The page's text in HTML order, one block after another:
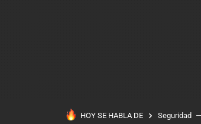
HOY SE HABLA DE Seguridad